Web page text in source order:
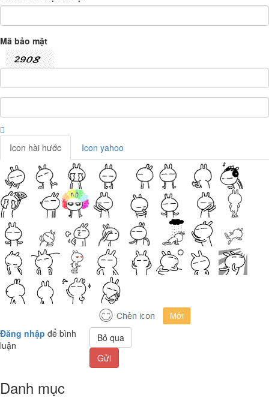
Mã bảo mật
Icon hài hước Icon yahoo
Đăng nhập để bình
luận
Bỏ qua
Gửi
Danh mục